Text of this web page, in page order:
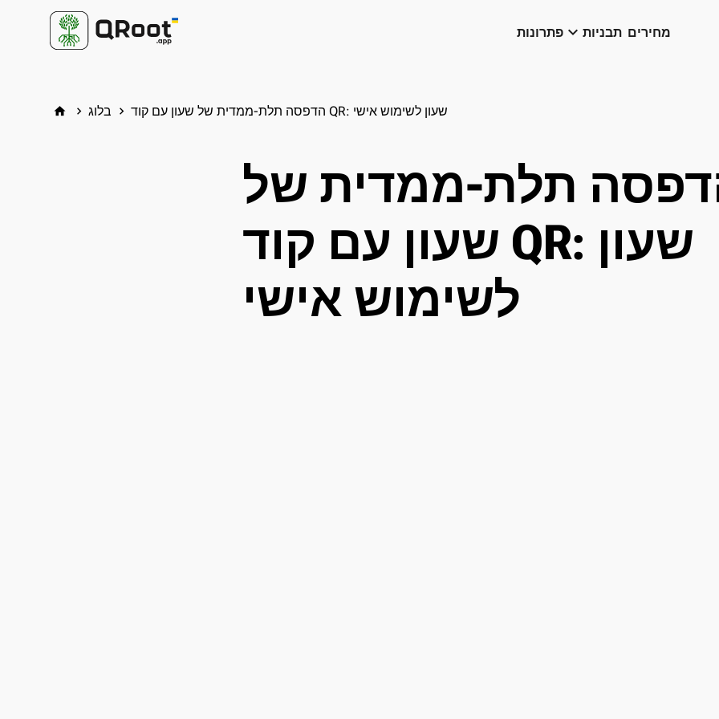
פתרונות keyboard_arrow_down תבניות מחירים
home keyboard_arrow_right בלוג keyboard_arrow_right הדפסה תלת-ממדית של שעון עם קוד QR: שעון לשימוש אישי
תלת-ממדית של
שעון עם קוד QR: שעון
לשימוש אישי